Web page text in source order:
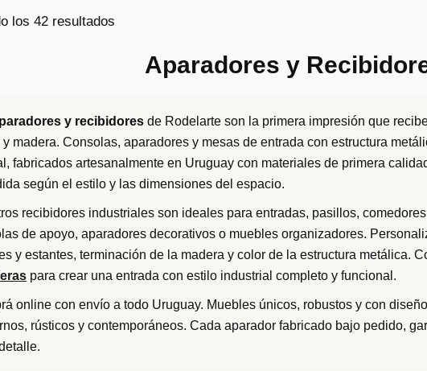
los 42 resultados
a
d
o
p
o
r
l
o
ú
l
Aparadores y
y recibidores de Rodelarte son la primera impresión que
y madera. Consolas, aparadores y mesas de entrada con estructura
fabricados artesanalmente en Uruguay con materiales de primera
según el estilo y las dimensiones del espacio.
recibidores industriales son ideales para entradas, pasillos,
de apoyo, aparadores decorativos o muebles organizadores.
y estantes, terminación de la madera y color de la estructura metálica.
para crear una entrada con estilo industrial completo y funcional.
online con envío a todo Uruguay. Muebles únicos, robustos y con
rústicos y contemporáneos. Cada aparador fabricado bajo pedido,